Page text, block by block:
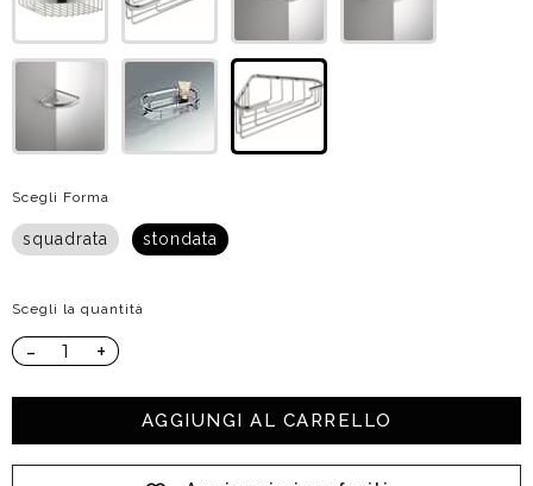
Scegli Forma
squadrata stondata
Scegli la quantità
- +
AGGIUNGI AL CARRELLO